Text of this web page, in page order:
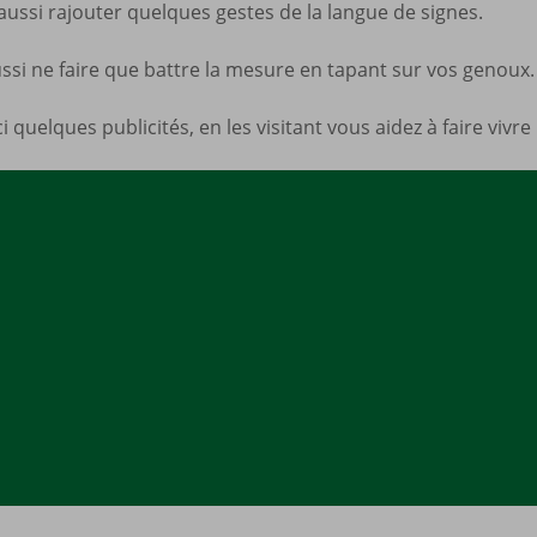
rajouter quelques gestes de la langue de signes.
ne faire que battre la mesure en tapant sur vos genoux.
quelques publicités, en les visitant vous aidez à faire